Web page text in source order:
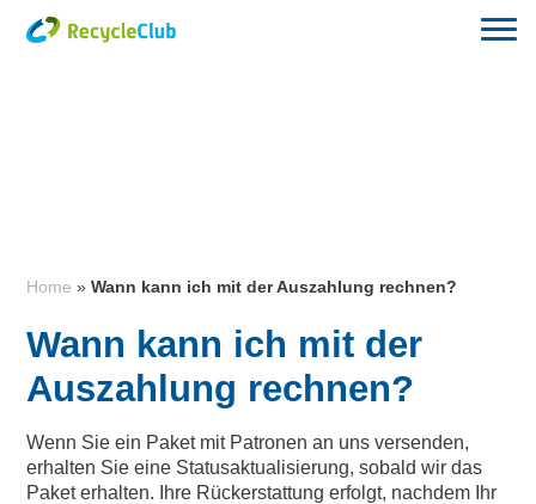
Home »Wann kann ich mit der Auszahlung rechnen?
Wann kann ich mit der
Auszahlung rechnen?
Wenn Sie ein Paket mit Patronen an uns versenden,
erhalten Sie eine Statusaktualisierung, sobald wir das
Paket erhalten. Ihre Rückerstattung erfolgt, nachdem Ihr